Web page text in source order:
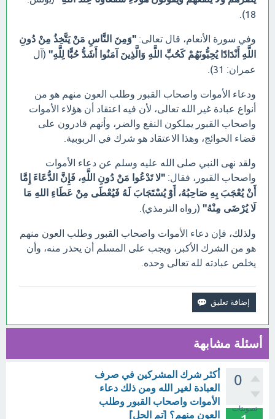
18).
وفي سورة الأنعام، قال تعالى: "وَمِنَ النَّاسِ مَنْ يَتَّخِذُ مِنْ دُونِ
اللَّهِ أَنْدَادًا يُحِبُّونَهُمْ كَحُبِّ اللَّهِ وَالَّذِينَ آمَنُوا أَشَدُّ حُبًّا لِلَّهِ" (آل
عمران: 31).
ودعاء الأموات واصحاب القبور وطلب العون منهم هو من
أنواع عبادة غير الله تعالى، لأن فيه اعتقاد أن هؤلاء الأموات
واصحاب القبور يملكون النفع والضر، وأنهم قادرون على
قضاء الحوائج، وهذا الاعتقاد هو شرك في الربوبية.
ولقد نهى النبي صلى الله عليه وسلم عن دعاء الأموات
واصحاب القبور، فقال: "لا تَدْعُوا مَنْ دُونِ اللَّهِ، فَإِنَّ الدُّعَاءَ إِمَّا
أَنْ يُعْجَبَ بِهِ صَاحِبُهُ، أَوْ يُسْتَجَابَ لَهُ فَيُعْطَى مِنْ عَطَاءِ اللهِ مَا
لَا يُرْضَى مِنْهُ" (رواه الترمذي).
ولذلك، فإن دعاء الأموات واصحاب القبور وطلب العون منهم
هو من الشرك الأكبر، ويجب على المسلم أن يحذر منه، وأن
يخلص عبادته لله تعالى وحده.
أسئلة مشابهة
0
تصويتات
أكثر شرك المشركين في صرف
العبادة لغير الله ومن ذلك دعاء
الأموات واصحاب القبور وطلب
العون منهم؟ [تم الحل]